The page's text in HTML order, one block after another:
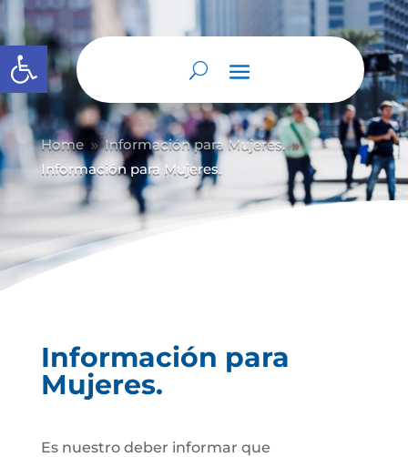
Abrir barra de herramientas
Home 9 Información para Mujeres. 9
Información para Mujeres.
Información para
Mujeres.
Es nuestro deber informar que